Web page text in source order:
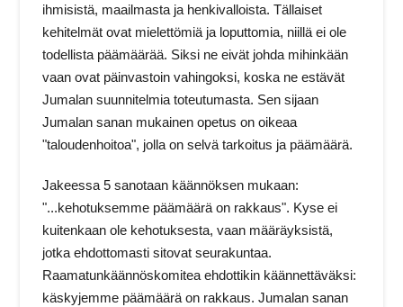
ihmisistä, maailmasta ja henkivalloista. Tällaiset
kehitelmät ovat mielettömiä ja loputtomia, niillä ei ole
todellista päämäärää. Siksi ne eivät johda mihinkään
vaan ovat päinvastoin vahingoksi, koska ne estävät
Jumalan suunnitelmia toteutumasta. Sen sijaan
Jumalan sanan mukainen opetus on oikeaa
"taloudenhoitoa", jolla on selvä tarkoitus ja päämäärä.
Jakeessa 5 sanotaan käännöksen mukaan:
"...kehotuksemme päämäärä on rakkaus". Kyse ei
kuitenkaan ole kehotuksesta, vaan määräyksistä,
jotka ehdottomasti sitovat seurakuntaa.
Raamatunkäännöskomitea ehdottikin käännettäväksi:
käskyjemme päämäärä on rakkaus. Jumalan sanan